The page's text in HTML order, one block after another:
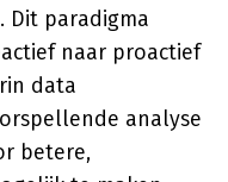
Dit paradigma
naar proactief
data
analyse
betere,